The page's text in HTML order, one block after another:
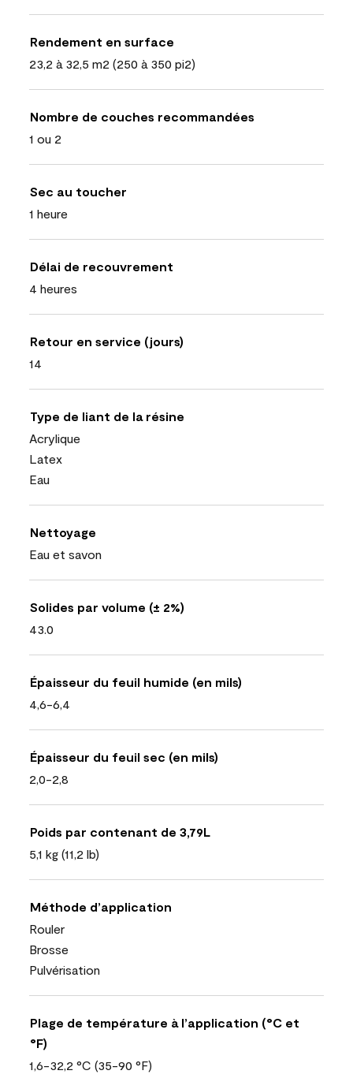
Rendement en surface
23,2 à 32,5 m2 (250 à 350 pi2)
Nombre de couches recommandées
1 ou 2
Sec au toucher
1 heure
Délai de recouvrement
4 heures
Retour en service (jours)
14
Type de liant de la résine
Acrylique
Latex
Eau
Nettoyage
Eau et savon
Solides par volume (± 2%)
43.0
Épaisseur du feuil humide (en mils)
4,6-6,4
Épaisseur du feuil sec (en mils)
2,0-2,8
Poids par contenant de 3,79L
5,1 kg (11,2 lb)
Méthode d’application
Rouler
Brosse
Pulvérisation
Plage de température à l’application (°C et
°F)
1,6-32,2 °C (35-90 °F)